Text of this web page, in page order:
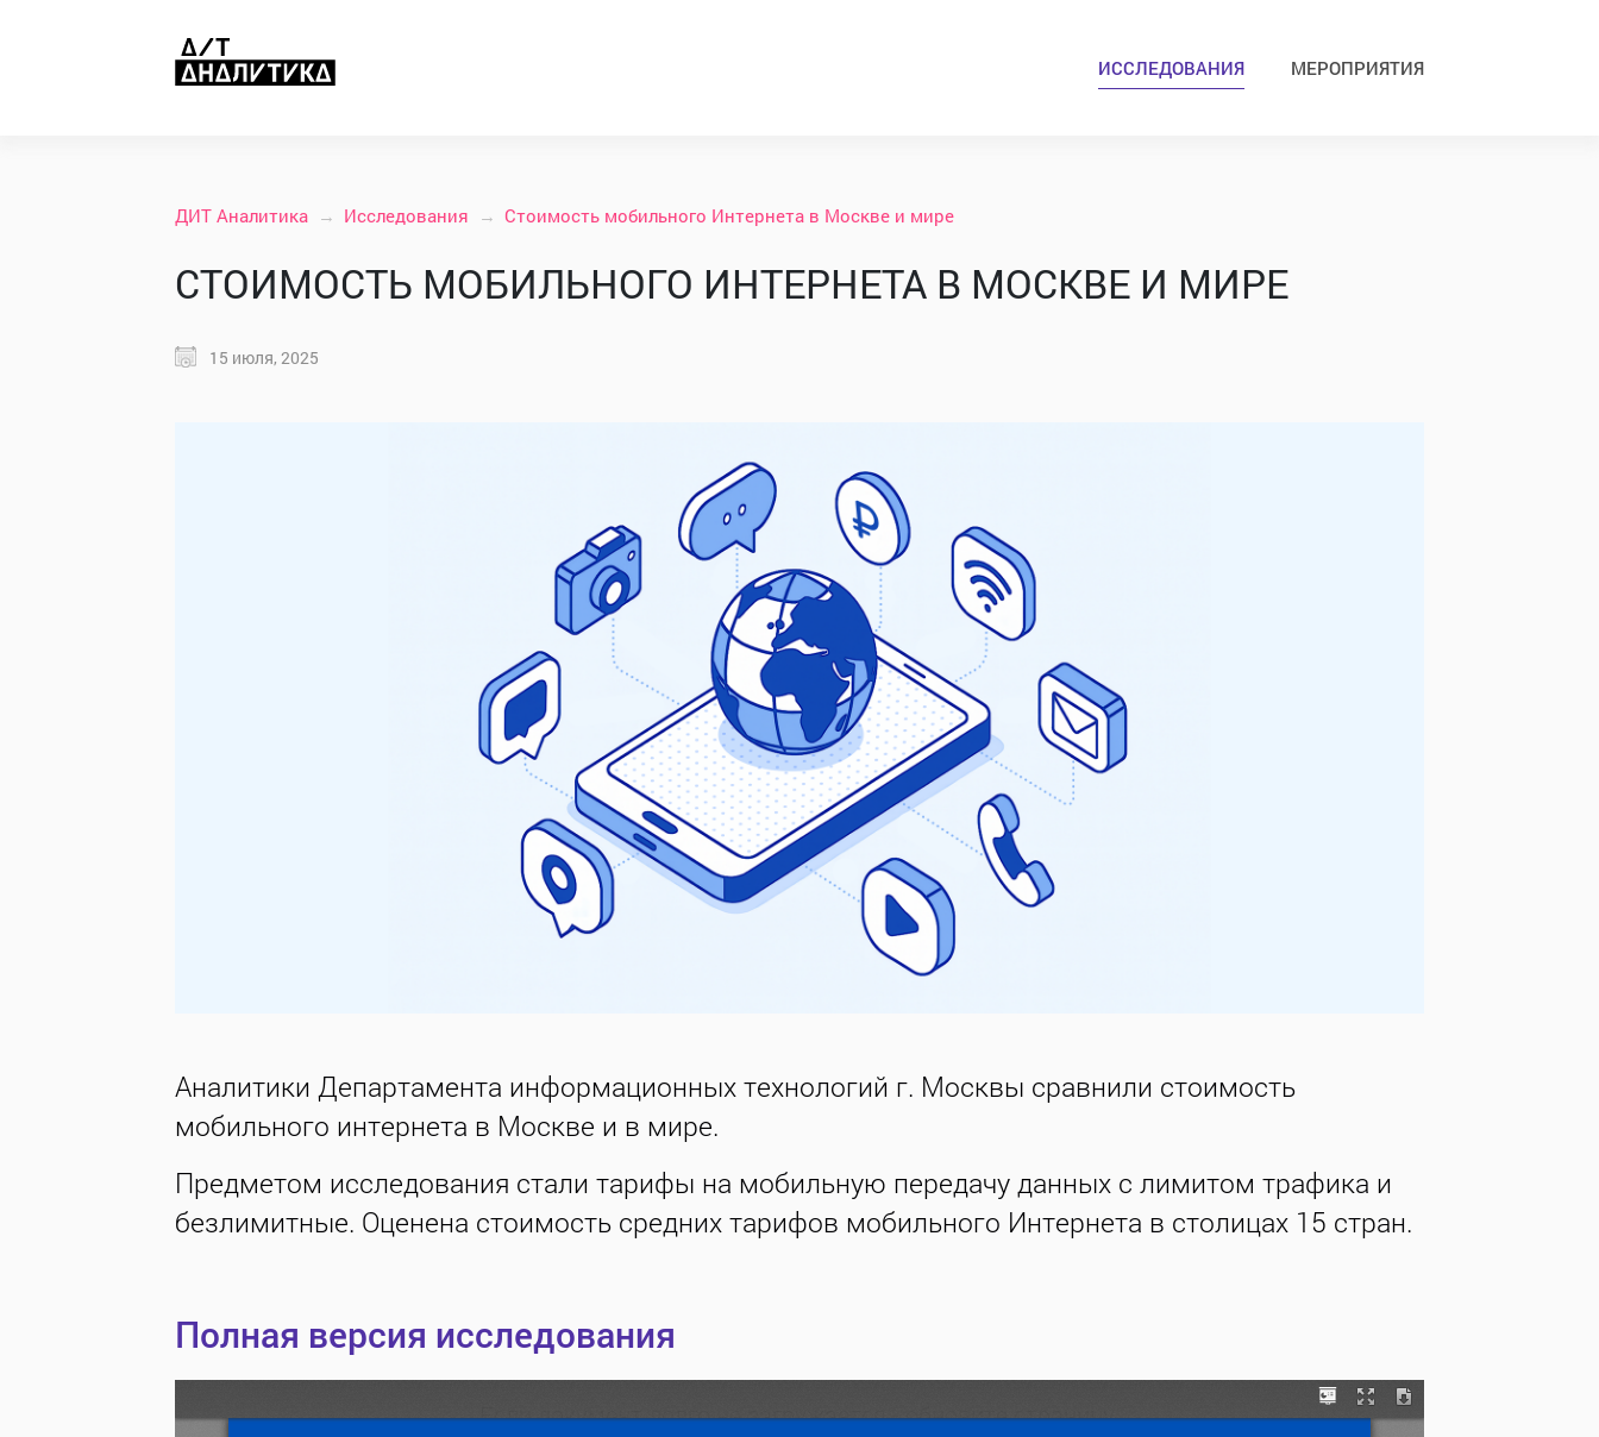
ИССЛЕДОВАНИЯ МЕРОПРИЯТИЯ
ДИТ Аналитика Исследования Стоимость мобильного Интернета в Москве и мире
СТОИМОСТЬ МОБИЛЬНОГО ИНТЕРНЕТА В МОСКВЕ И МИРЕ
15 июля, 2025
Аналитики Департамента информационных технологий г. Москвы сравнили стоимость
мобильного интернета в Москве и в мире.
Предметом исследования стали тарифы на мобильную передачу данных с лимитом трафика и
безлимитные. Оценена стоимость средних тарифов мобильного Интернета в столицах 15 стран.
Полная версия исследования